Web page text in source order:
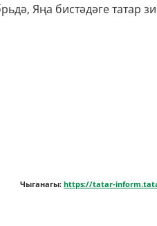
Яңа бистәдәге татар
Чыганагы: https://tatar-